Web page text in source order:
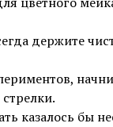
держите
казалось бы